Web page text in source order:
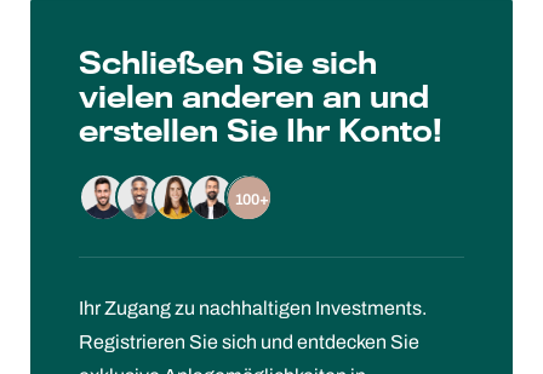
Schließen Sie sich
vielen anderen an und
erstellen Sie Ihr Konto!
100+
Ihr Zugang zu nachhaltigen Investments.
Registrieren Sie sich und entdecken Sie